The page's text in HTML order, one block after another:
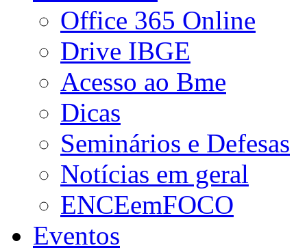
Office 365 Online
Drive IBGE
Acesso ao Bme
Dicas
Seminários e Defesas
Notícias em geral
ENCEemFOCO
Eventos